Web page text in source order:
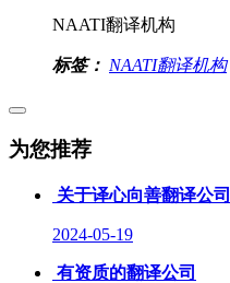
NAATI翻译机构
标签： NAATI翻译机构
为您推荐
关于译心向善翻译公司
2024-05-19
有资质的翻译公司